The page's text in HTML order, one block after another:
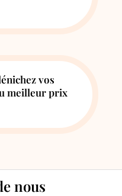
vos
meilleur prix
nous